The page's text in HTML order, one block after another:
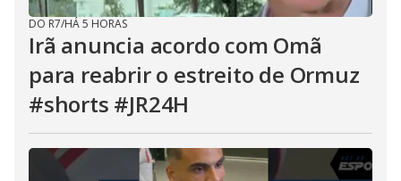
DO R7/HÁ 5 HORAS
Irã anuncia acordo com Omã
para reabrir o estreito de Ormuz
#shorts #JR24H